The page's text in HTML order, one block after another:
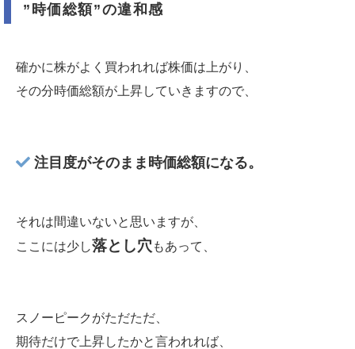
”時価総額”の違和感
確かに株がよく買われれば株価は上がり、
その分時価総額が上昇していきますので、
注目度がそのまま時価総額になる。
それは間違いないと思いますが、
ここには少し落とし穴 もあって、
スノーピークがただただ、
期待だけで上昇したかと言われれば、